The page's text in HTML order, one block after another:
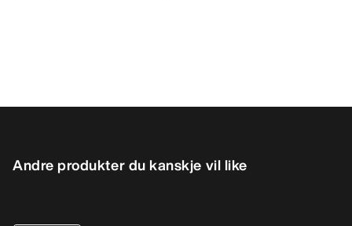
Andre produkter du kanskje vil like